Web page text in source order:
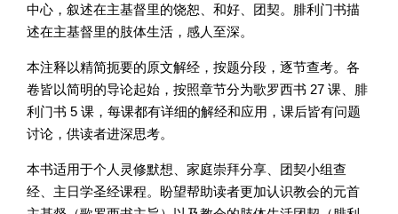
中心，叙述在主基督里的饶恕、和好、团契。腓利门书描
述在主基督里的肢体生活，感人至深。
本注释以精简扼要的原文解经，按题分段，逐节查考。各
卷皆以简明的导论起始，按照章节分为歌罗西书 27 课、腓
利门书 5 课，每课都有详细的解经和应用，课后皆有问题
讨论，供读者进深思考。
本书适用于个人灵修默想、家庭崇拜分享、团契小组查
经、主日学圣经课程。盼望帮助读者更加认识教会的元首